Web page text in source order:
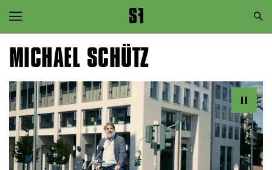
Zur Hauptnavigation springen
Zum Hauptinhalt springen
MICHAEL SCHÜTZ